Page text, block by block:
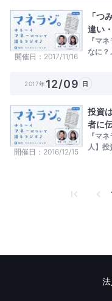
開催日 2017/11/16
「つ
違い
『マ
なに？
2017年12/09 日
開催日 2016/12/15
投資
者に
『マ
人】投